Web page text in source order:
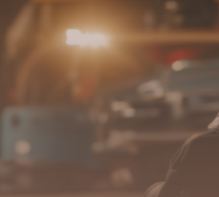
4 juillet 2025